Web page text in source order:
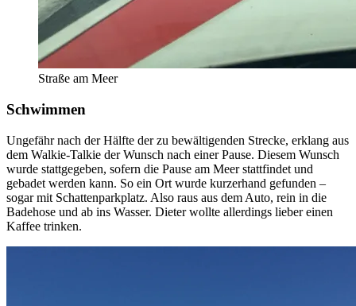
Straße am Meer
Schwimmen
Ungefähr nach der Hälfte der zu bewältigenden Strecke, erklang aus
dem Walkie-Talkie der Wunsch nach einer Pause. Diesem Wunsch
wurde stattgegeben, sofern die Pause am Meer stattfindet und
gebadet werden kann. So ein Ort wurde kurzerhand gefunden –
sogar mit Schattenparkplatz. Also raus aus dem Auto, rein in die
Badehose und ab ins Wasser. Dieter wollte allerdings lieber einen
Kaffee trinken.